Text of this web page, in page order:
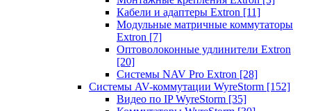
Кабели и адаптеры Extron [11]
Модульные матричные коммутаторы
Extron [7]
Оптоволоконные удлинители Extron
[20]
Системы NAV Pro Extron [28]
Системы AV-коммутации WyreStorm [152]
Видео по IP WyreStorm [35]